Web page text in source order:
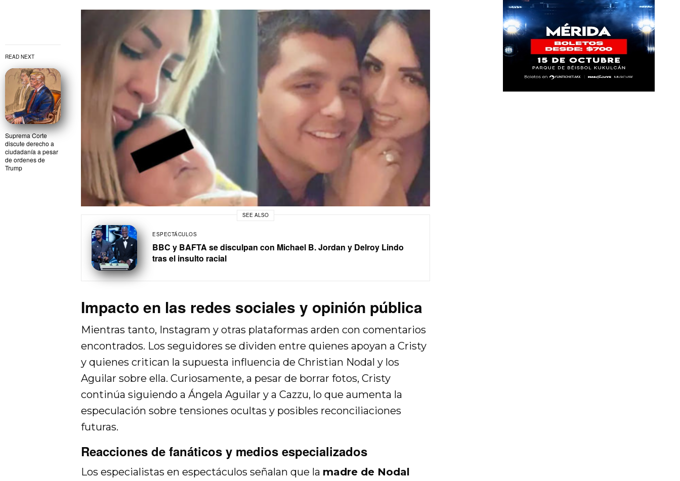
READ NEXT
Suprema Corte
discute derecho a
ciudadanía a pesar
de ordenes de
Trump
SEE ALSO
ESPECTÁCULOS
BBC y BAFTA se disculpan con Michael B. Jordan y Delroy Lindo
tras el insulto racial
Impacto en las redes sociales y opinión pública
Mientras tanto, Instagram y otras plataformas arden con comentarios
encontrados. Los seguidores se dividen entre quienes apoyan a Cristy
y quienes critican la supuesta influencia de Christian Nodal y los
Aguilar sobre ella. Curiosamente, a pesar de borrar fotos, Cristy
continúa siguiendo a Ángela Aguilar y a Cazzu, lo que aumenta la
especulación sobre tensiones ocultas y posibles reconciliaciones
futuras.
Reacciones de fanáticos y medios especializados
Los especialistas en espectáculos señalan que la madre de Nodal